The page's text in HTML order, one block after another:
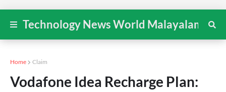
Technology News World Malayalam
Home Claim
Vodafone Idea Recharge Plan: